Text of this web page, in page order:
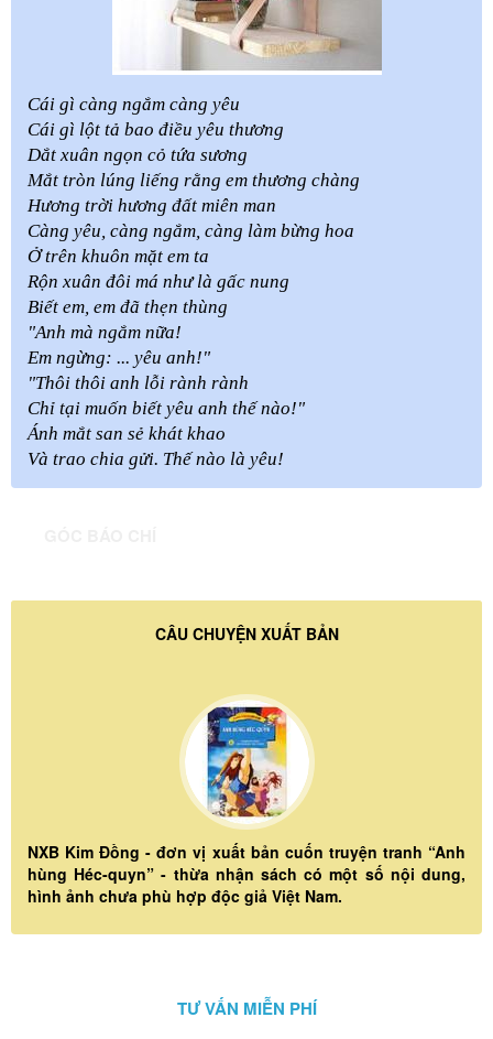
Cái gì càng ngắm càng yêu
Cái gì lột tả bao điều yêu thương
Dắt xuân ngọn cỏ tứa sương
Mắt tròn lúng liếng rằng em thương chàng
Hương trời hương đất miên man
Càng yêu, càng ngắm, càng làm bừng hoa
Ở trên khuôn mặt em ta
Rộn xuân đôi má như là gấc nung
Biết em, em đã thẹn thùng
"Anh mà ngắm nữa!
Em ngừng: ... yêu anh!"
"Thôi thôi anh lỗi rành rành
Chỉ tại muốn biết yêu anh thế nào!"
Ánh mắt san sẻ khát khao
Và trao chia gửi. Thế nào là yêu!
CÂU CHUYỆN XUẤT BẢN
NXB Kim Đồng - đơn vị xuất bản cuốn truyện tranh “Anh
hùng Héc-quyn” - thừa nhận sách có một số nội dung,
hình ảnh chưa phù hợp độc giả Việt Nam.
TƯ VẤN MIỄN PHÍ